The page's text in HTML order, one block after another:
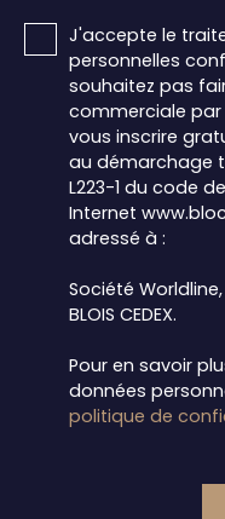
J'accepte le
personnelles
souhaitez pas
commerciale par
vous inscrire
au démarchage
L223-1 du code
Internet
adressé à :
Société Worldline,
BLOIS CEDEX.
Pour en savoir
données
politique de